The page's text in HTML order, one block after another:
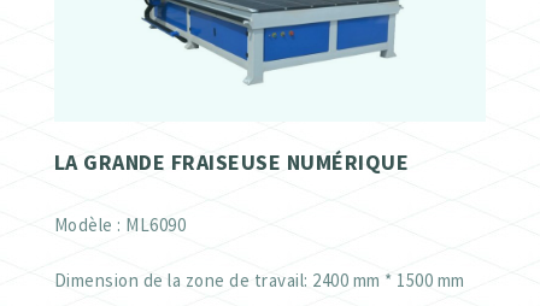
LA GRANDE FRAISEUSE NUMÉRIQUE
Modèle : ML6090
Dimension de la zone de travail: 2400 mm * 1500 mm